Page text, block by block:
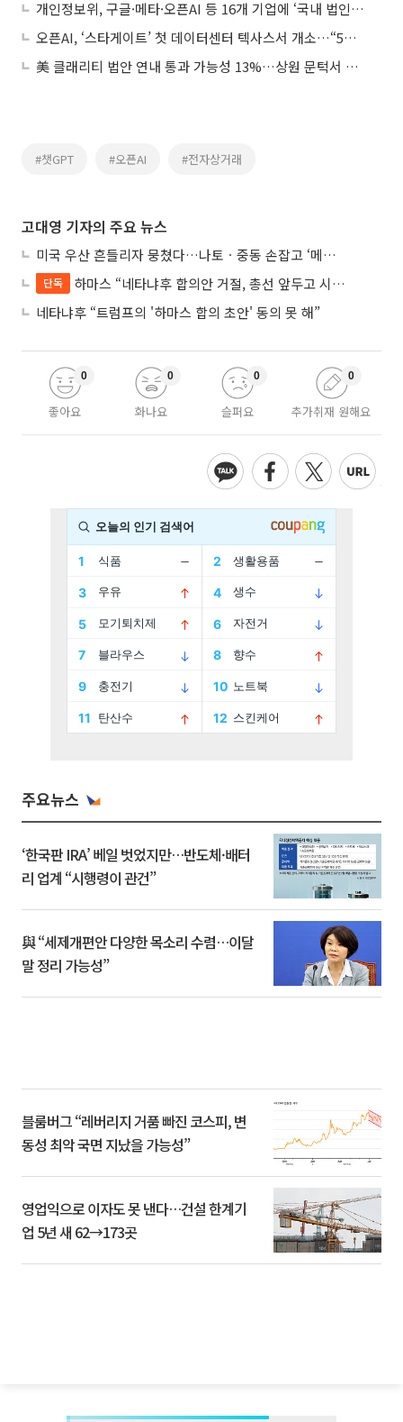
개인정보위, 구글·메타·오픈AI 등 16개 기업에 ‘국내 법인 대리인 지정’ 권고
오픈AI, ‘스타게이트’ 첫 데이터센터 텍사스서 개소…“5개 추가 건설”
美 클래리티 법안 연내 통과 가능성 13%…상원 문턱서 제동
#챗GPT #오픈AI #전자상거래
고대영 기자의 주요 뉴스
미국 우산 흔들리자 뭉쳤다…나토ㆍ중동 손잡고 ‘메카 공동방위’ 조약 체결
단독
하마스 “네타냐후 합의안 거절, 총선 앞두고 시간 끌기”
네타냐후 “트럼프의 '하마스 합의 초안' 동의 못 해”
좋아요
0
화나요
0
슬퍼요
0
추가취재 원해요
0
주요뉴스
‘한국판 IRA’ 베일 벗었지만…반도체·배터
리 업계 “시행령이 관건”
與 “세제개편안 다양한 목소리 수렴…이달
말 정리 가능성”
블룸버그 “레버리지 거품 빠진 코스피, 변
동성 최악 국면 지났을 가능성”
영업익으로 이자도 못 낸다…건설 한계기
업 5년 새 62→173곳